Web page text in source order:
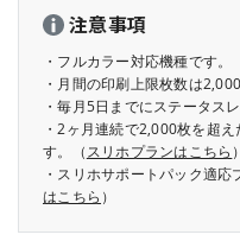
注意事項
・フルカラー対応機種です。
・月間の印刷上限枚数は2,000
・毎月5日までにステータス
・2ヶ月連続で2,000枚を超
す。（スリホプランはこちら ）
・スリホサポートパック適応
はこちら ）